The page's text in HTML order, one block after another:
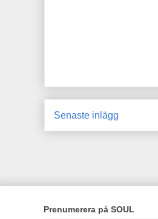
Senaste inlägg
Prenumerera på SOUL